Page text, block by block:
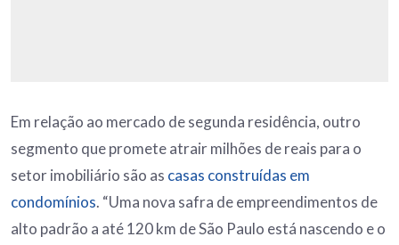
Em relação ao mercado de segunda residência, outro
segmento que promete atrair milhões de reais para o
setor imobiliário são as casas construídas em
condomínios. “Uma nova safra de empreendimentos de
alto padrão a até 120 km de São Paulo está nascendo e o